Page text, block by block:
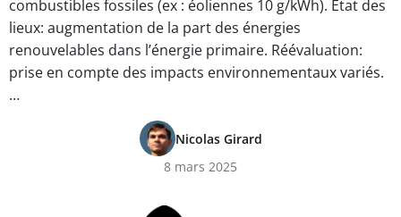
combustibles fossiles (ex : éoliennes 10 g/kWh). État des
lieux: augmentation de la part des énergies
renouvelables dans l’énergie primaire. Réévaluation:
prise en compte des impacts environnementaux variés.
…
Nicolas Girard
8 mars 2025